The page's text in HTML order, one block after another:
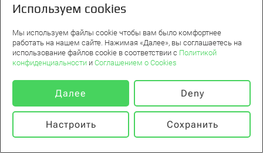
Используем cookies
Мы используем файлы cookie чтобы вам было комфортнее
работать на нашем сайте. Нажимая «Далее», вы соглашаетесь на
использование файлов cookie в соответствии с Политикой
конфиденциальности и Соглашением о Cookies
Далее Deny
Настроить Сохранить
23 июля 2026